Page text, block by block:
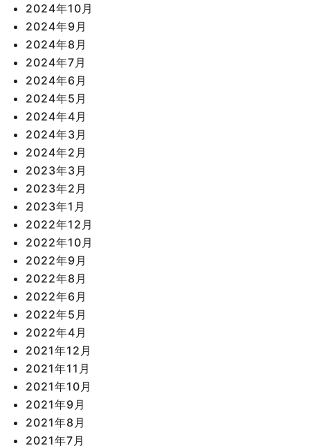
2024年10月
2024年9月
2024年8月
2024年7月
2024年6月
2024年5月
2024年4月
2024年3月
2024年2月
2023年3月
2023年2月
2023年1月
2022年12月
2022年10月
2022年9月
2022年8月
2022年6月
2022年5月
2022年4月
2021年12月
2021年11月
2021年10月
2021年9月
2021年8月
2021年7月